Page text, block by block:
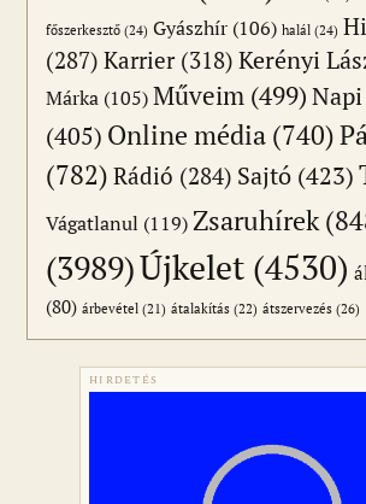
főszerkesztő (24) Gyászhír (106) halál (24)
(287) Karrier(318) Kerényi
Márka (105) Műveim (499)
(405) Online média (740)
(782) Rádió (284) Sajtó (423)
Vágatlanul (119)Zsaruhírek
(3989)Újkelet (4530)
(80) árbevétel (21) átalakítás (22) átszervezés (26)
HIRDETÉS